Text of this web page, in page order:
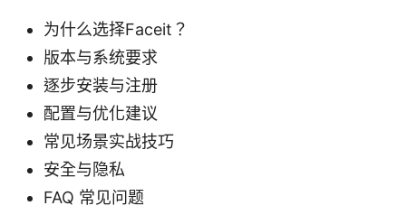
为什么选择Faceit？
版本与系统要求
逐步安装与注册
配置与优化建议
常见场景实战技巧
安全与隐私
FAQ 常见问题